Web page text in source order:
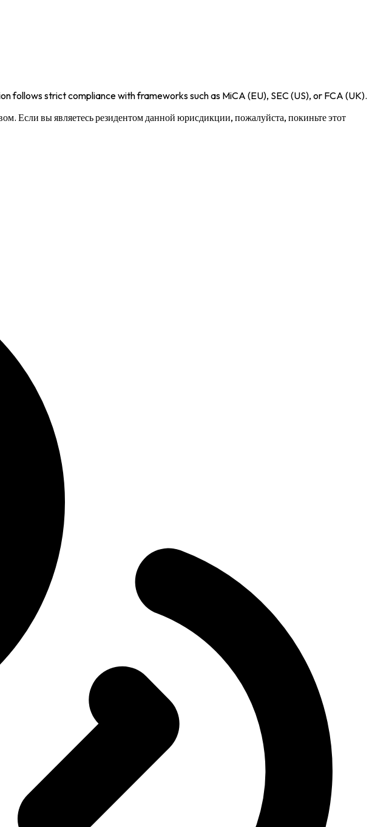
follows strict compliance with frameworks such as MiCA (EU), SEC (US), or FCA (UK).
Если вы являетесь резидентом данной юрисдикции, пожалуйста, покиньте этот